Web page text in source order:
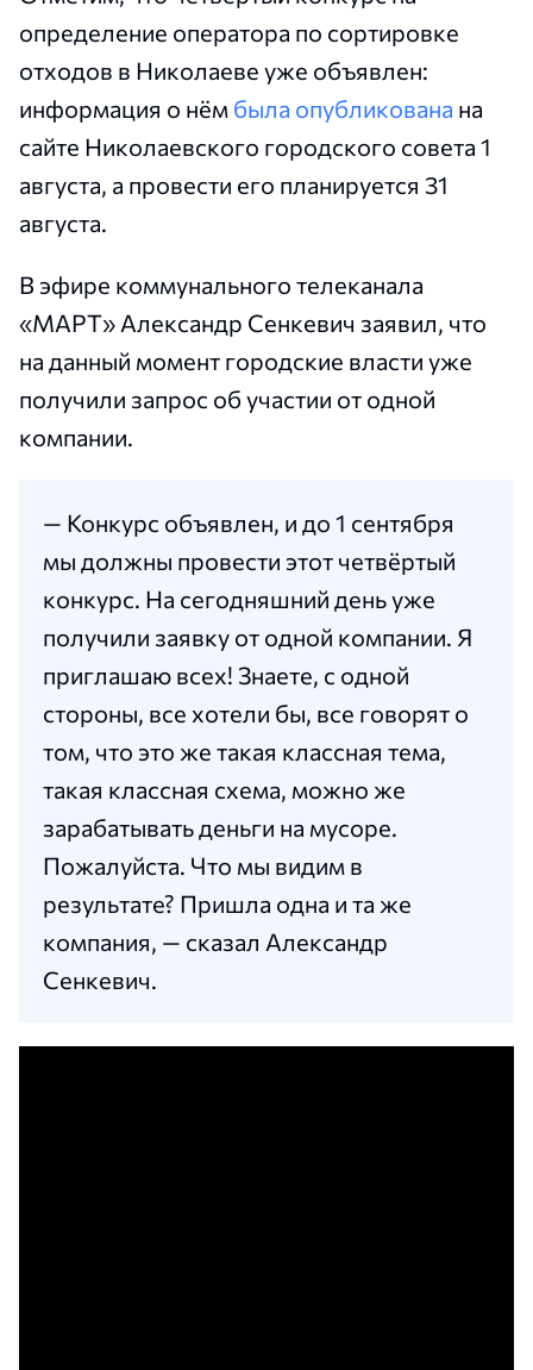
определение оператора по сортировке
отходов в Николаеве уже объявлен:
информация о нём была опубликована на
сайте Николаевского городского совета 1
августа, а провести его планируется 31
августа.
В эфире коммунального телеканала
«МАРТ» Александр Сенкевич заявил, что
на данный момент городские власти уже
получили запрос об участии от одной
компании.
— Конкурс объявлен, и до 1 сентября
мы должны провести этот четвёртый
конкурс. На сегодняшний день уже
получили заявку от одной компании. Я
приглашаю всех! Знаете, с одной
стороны, все хотели бы, все говорят о
том, что это же такая классная тема,
такая классная схема, можно же
зарабатывать деньги на мусоре.
Пожалуйста. Что мы видим в
результате? Пришла одна и та же
компания, — сказал Александр
Сенкевич.